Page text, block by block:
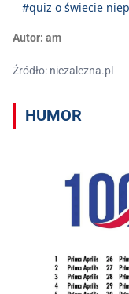
#quiz o świecie
Autor: am
Źródło: niezalezna.pl
HUMOR